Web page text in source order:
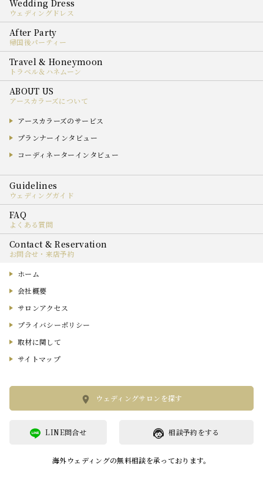
ウェディングドレス
帰国後パーティー
トラベル＆ハネムーン
アースカラーズについて
アースカラーズのサービス
プランナーインタビュー
コーディネーターインタビュー
ウェディングガイド
よくある質問
お問合せ・来店予約
ホーム
会社概要
サロンアクセス
プライバシーポリシー
取材に関して
サイトマップ
ウェディングサロンを探す
相談予約をする
LINE問合せ
海外ウェディングの無料相談を承っております。